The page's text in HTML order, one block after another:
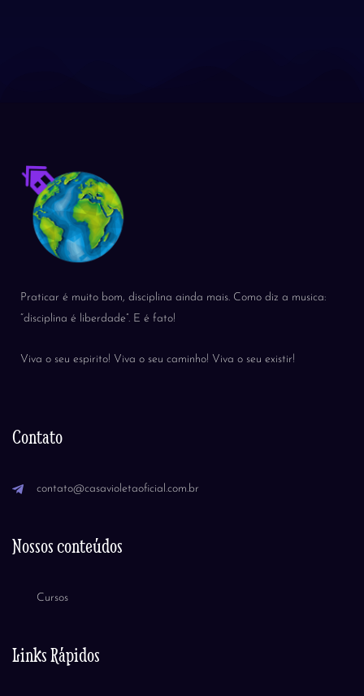
Praticar é muito bom, disciplina ainda mais. Como diz a musica:
“disciplina é liberdade”. E é fato!
Viva o seu espirito! Viva o seu caminho! Viva o seu existir!
Contato
contato@casavioletaoficial.com.br
Nossos conteúdos
Cursos
Links Rápidos